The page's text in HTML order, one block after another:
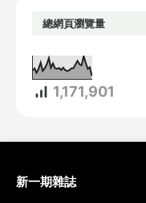
總網頁瀏覽量
1,171,901
新一期雜誌